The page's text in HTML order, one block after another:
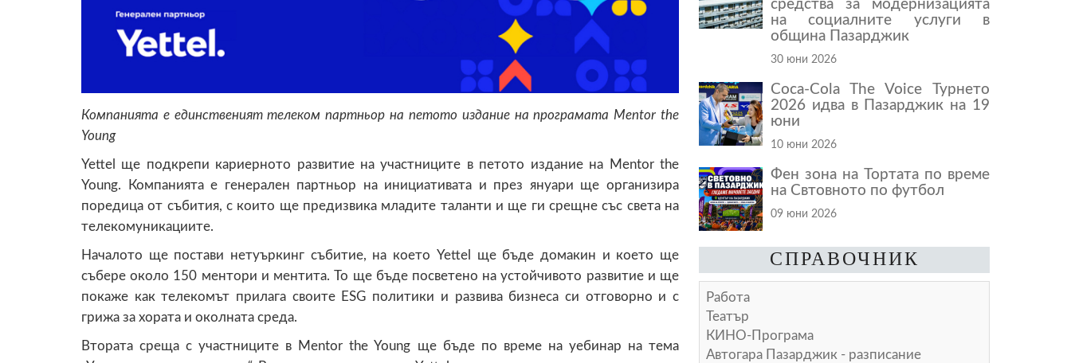
Компанията е единственият телеком партньор на петото издание на програмата Mentor the
Young
Yettel ще подкрепи кариерното развитие на участниците в петото издание на Mentor the
Young. Компанията е генерален партньор на инициативата и през януари ще организира
поредица от събития, с които ще предизвика младите таланти и ще ги срещне със света на
телекомуникациите.
Началото ще постави нетуъркинг събитие, на което Yettel ще бъде домакин и което ще
събере около 150 ментори и ментита. То ще бъде посветено на устойчивото развитие и ще
покаже как телекомът прилага своите ESG политики и развива бизнеса си отговорно и с
грижа за хората и околната среда.
Втората среща с участниците в Mentor the Young ще бъде по време на уебинар на тема
средства за модернизацията
на социалните услуги в
община Пазарджик
30 юни 2026
Coca-Cola The Voice Турнето
2026 идва в Пазарджик на 19
юни
10 юни 2026
Фен зона на Тортата по време
на Свтовното по футбол
09 юни 2026
СПРАВОЧНИК
Работа
Театър
КИНО-Програма
Автогара Пазарджик - разписание